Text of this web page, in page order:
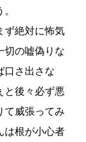
ず絶対に怖気
切の嘘偽りな
口さ出さな
と後々必ず悪
て威張ってみ
は根が小心者